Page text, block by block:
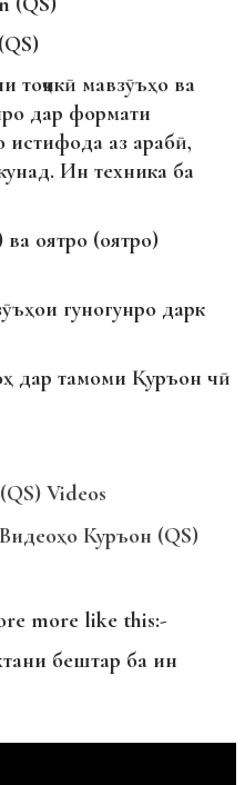
тоҷикӣ мавзӯъҳо ва
дар формати
истифода аз арабӣ,
Ин техника ба
оятро (оятро)
гуногунро дарк
дар тамоми Қуръон чӣ
Videos
Куръон (QS)
more like this:-
бештар ба ин